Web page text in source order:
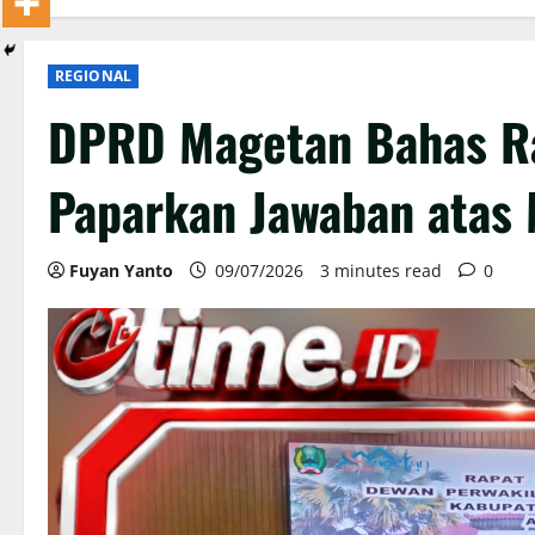
REGIONAL
DPRD Magetan Bahas
Paparkan Jawaban
Fuyan Yanto 09/07/2026 3 minutes read 0